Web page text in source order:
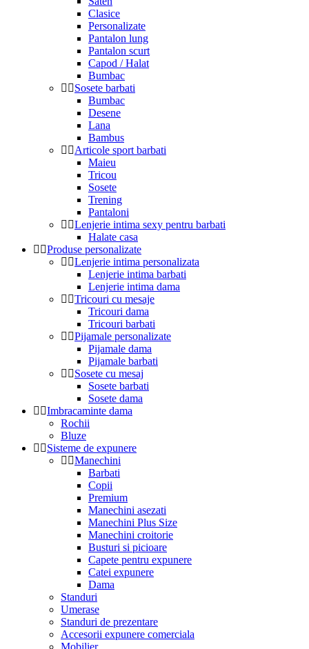
Clasice
Personalizate
Pantalon lung
Pantalon scurt
Capod / Halat
Bumbac
Sosete barbati
Bumbac
Desene
Lana
Bambus
Articole sport barbati
Maieu
Tricou
Sosete
Trening
Pantaloni
Lenjerie intima sexy pentru barbati
Halate casa
Produse personalizate
Lenjerie intima personalizata
Lenjerie intima barbati
Lenjerie intima dama
Tricouri cu mesaje
Tricouri dama
Tricouri barbati
Pijamale personalizate
Pijamale dama
Pijamale barbati
Sosete cu mesaj
Sosete barbati
Sosete dama
Imbracaminte dama
Rochii
Bluze
Sisteme de expunere
Manechini
Barbati
Copii
Premium
Manechini asezati
Manechini Plus Size
Manechini croitorie
Busturi si picioare
Capete pentru expunere
Catei expunere
Dama
Standuri
Umerase
Standuri de prezentare
Accesorii expunere comerciala
Mobilier